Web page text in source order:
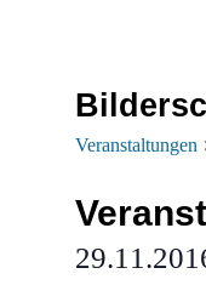
Veranstaltungen